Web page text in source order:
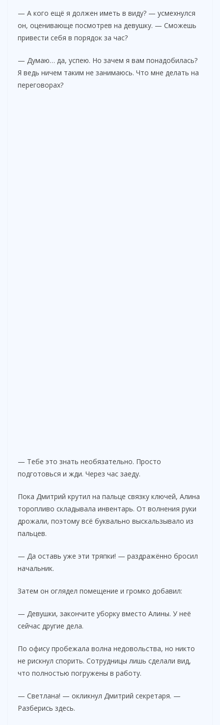
— А кого ещё я должен иметь в виду? — усмехнулся
он, оценивающе посмотрев на девушку. — Сможешь
привести себя в порядок за час?
— Думаю… да, успею. Но зачем я вам понадобилась?
Я ведь ничем таким не занимаюсь. Что мне делать на
переговорах?
— Тебе это знать необязательно. Просто
подготовься и жди. Через час заеду.
Пока Дмитрий крутил на пальце связку ключей, Алина
торопливо складывала инвентарь. От волнения руки
дрожали, поэтому всё буквально выскальзывало из
пальцев.
— Да оставь уже эти тряпки! — раздражённо бросил
начальник.
Затем он оглядел помещение и громко добавил:
— Девушки, закончите уборку вместо Алины. У неё
сейчас другие дела.
По офису пробежала волна недовольства, но никто
не рискнул спорить. Сотрудницы лишь сделали вид,
что полностью погружены в работу.
— Светлана! — окликнул Дмитрий секретаря. —
Разберись здесь.